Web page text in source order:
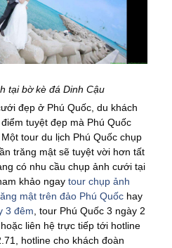
tại bờ kè đá Dinh Cậu
đẹp ở Phú Quốc, du khách
tuyệt đẹp mà Phú Quốc
tour du lịch Phú Quốc chụp
trăng mật sẽ tuyệt vời hơn tất
có nhu cầu chụp ảnh cưới tại
khảo ngay tour chụp ảnh
mật trên đảo Phú Quốc hay
3 đêm , tour Phú Quốc 3 ngày 2
hoặc liên hệ trực tiếp tới hotline
hotline cho khách đoàn